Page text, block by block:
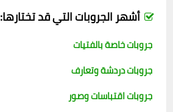
أشهر الجروبات التي قد تختارها:
جروبات خاصة بالفتيات
جروبات دردشة وتعارف
جروبات اقتباسات وصور